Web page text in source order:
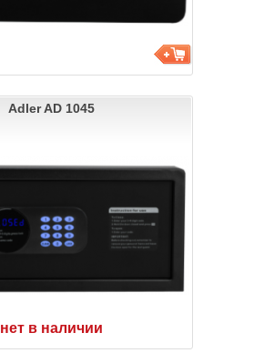
Adler AD 1045
нет в наличии